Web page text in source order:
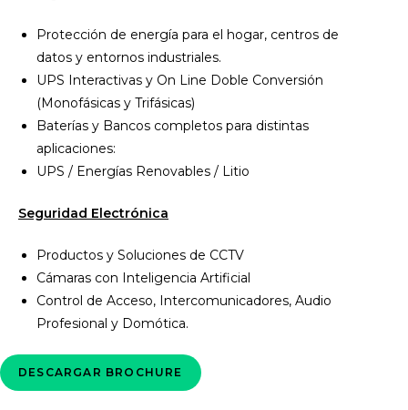
Protección de energía para el hogar, centros de
datos y entornos industriales.
UPS Interactivas y On Line Doble Conversión
(Monofásicas y Trifásicas)
Baterías y Bancos completos para distintas
aplicaciones:
UPS / Energías Renovables / Litio
Seguridad Electrónica
Productos y Soluciones de CCTV
Cámaras con Inteligencia Artificial
Control de Acceso, Intercomunicadores, Audio
Profesional y Domótica.
DESCARGAR BROCHURE